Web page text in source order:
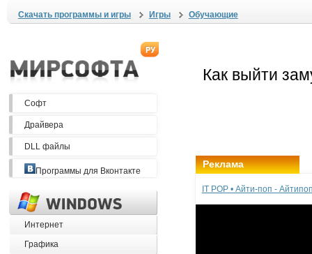
Скачать программы и игры Игры Обучающие
Софт
Драйвера
DLL файлы
Программы для Вконтакте
Интернет
Графика
Реклама
IT POP • Айти-поп -